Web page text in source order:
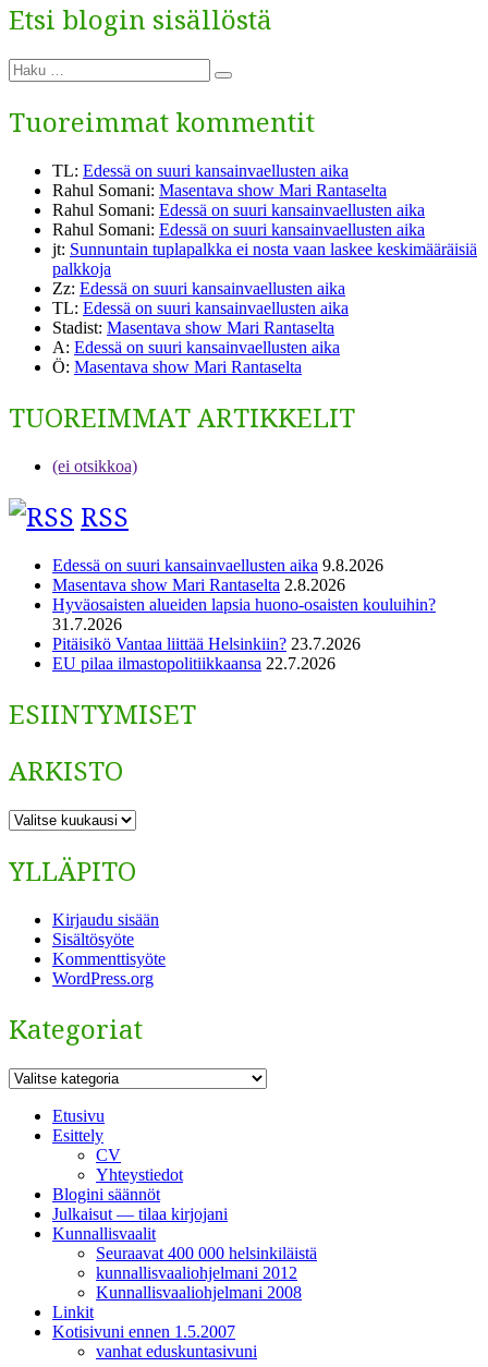
Etsi blogin sisällöstä
Etsi:
Haku
Tuoreimmat kommentit
TL: Edessä on suuri kansainvaellusten aika
Rahul Somani: Masentava show Mari Rantaselta
Rahul Somani: Edessä on suuri kansainvaellusten aika
Rahul Somani: Edessä on suuri kansainvaellusten aika
jt: Sunnuntain tuplapalkka ei nosta vaan laskee keskimääräisiä
palkkoja
Zz: Edessä on suuri kansainvaellusten aika
TL: Edessä on suuri kansainvaellusten aika
Stadist: Masentava show Mari Rantaselta
A: Edessä on suuri kansainvaellusten aika
Ö: Masentava show Mari Rantaselta
TUOREIMMAT ARTIKKELIT
(ei otsikkoa)
RSS
Edessä on suuri kansainvaellusten aika 9.8.2026
Masentava show Mari Rantaselta 2.8.2026
Hyväosaisten alueiden lapsia huono-osaisten kouluihin?
31.7.2026
Pitäisikö Vantaa liittää Helsinkiin? 23.7.2026
EU pilaa ilmastopolitiikkaansa 22.7.2026
ESIINTYMISET
ARKISTO
ARKISTO
YLLÄPITO
Kirjaudu sisään
Sisältösyöte
Kommenttisyöte
WordPress.org
Kategoriat
Kategoriat
Etusivu
Esittely
CV
Yhteystiedot
Blogini säännöt
Julkaisut — tilaa kirjojani
Kunnallisvaalit
Seuraavat 400 000 helsinkiläistä
kunnallisvaaliohjelmani 2012
Kunnallisvaaliohjelmani 2008
Linkit
Kotisivuni ennen 1.5.2007
vanhat eduskuntasivuni